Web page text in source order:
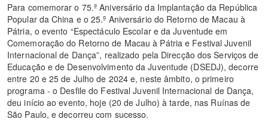
Para comemorar o 75.º Aniversário da Implantação da República
Popular da China e o 25.º Aniversário do Retorno de Macau à
Pátria, o evento “Espectáculo Escolar e da Juventude em
Comemoração do Retorno de Macau à Pátria e Festival Juvenil
Internacional de Dança”, realizado pela Direcção dos Serviços de
Educação e de Desenvolvimento da Juventude (DSEDJ), decorre
entre 20 e 25 de Julho de 2024 e, neste âmbito, o primeiro
programa - o Desfile do Festival Juvenil Internacional de Dança,
deu início ao evento, hoje (20 de Julho) à tarde, nas Ruínas de
São Paulo, e decorreu com sucesso.